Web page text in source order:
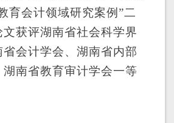
育会计领域研究案例”二
文获评湖南省社会科学界
会计学会、湖南省内部
南省教育审计学会一等